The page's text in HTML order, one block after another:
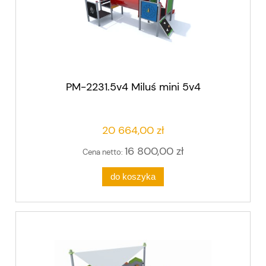
PM-2231.5v4 Miluś mini 5v4
20 664,00 zł
Cena netto: 16 800,00 zł
do koszyka